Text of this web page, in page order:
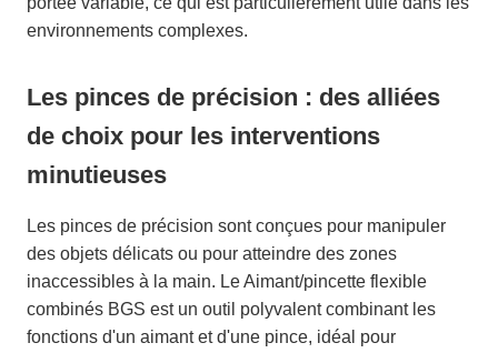
environnements complexes.
Les pinces de précision : des alliées
de choix pour les interventions
minutieuses
Les pinces de précision sont conçues pour manipuler
des objets délicats ou pour atteindre des zones
inaccessibles à la main. Le Aimant/pincette flexible
combinés BGS est un outil polyvalent combinant les
fonctions d'un aimant et d'une pince, idéal pour